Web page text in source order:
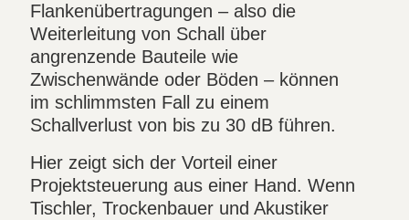
Flankenübertragungen – also die
Weiterleitung von Schall über
angrenzende Bauteile wie
Zwischenwände oder Böden – können
im schlimmsten Fall zu einem
Schallverlust von bis zu 30 dB führen.
Hier zeigt sich der Vorteil einer
Projektsteuerung aus einer Hand. Wenn
Tischler, Trockenbauer und Akustiker